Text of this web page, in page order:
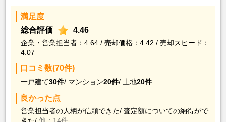
満足度
総合評価
4.46
企業・営業担当者：4.64 / 売却価格：4.42 / 売却スピード：
4.07
口コミ数(70件)
一戸建て30件/ マンション20件/ 土地20件
良かった点
営業担当者の人柄が信頼できた/ 査定額についての納得がで